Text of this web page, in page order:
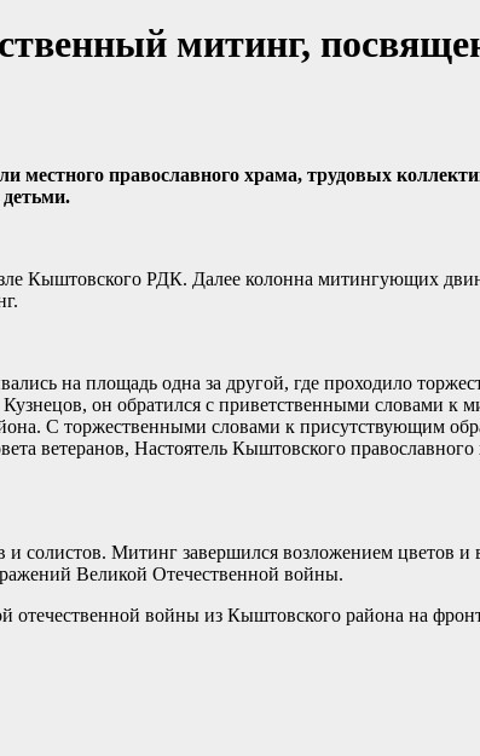
митинг,
местного православного храма, трудовых
Кыштовского РДК. Далее колонна митингующих
на площадь одна за другой, где проходило
он обратился с приветственными словами к
С торжественными словами к присутствующим
ветеранов, Настоятель Кыштовского православного
солистов. Митинг завершился возложением цветов
Великой Отечественной войны.
войны из Кыштовского района на